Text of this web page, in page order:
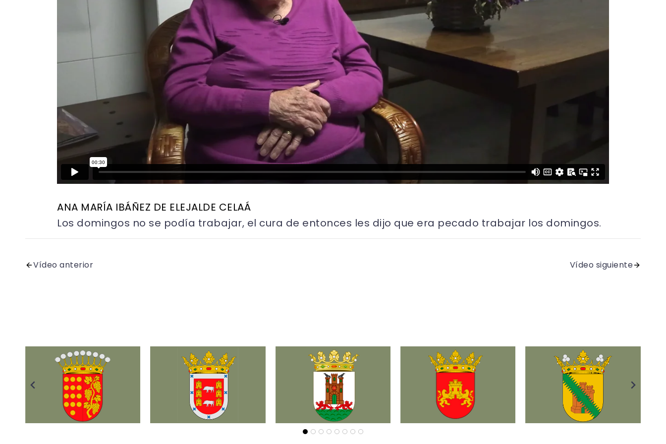
ANA MARÍA IBÁÑEZ DE ELEJALDE CELAÁ
Los domingos no se podía trabajar, el cura de entonces les dijo que era pecado trabajar los domingos.
Vídeo anterior Vídeo siguiente